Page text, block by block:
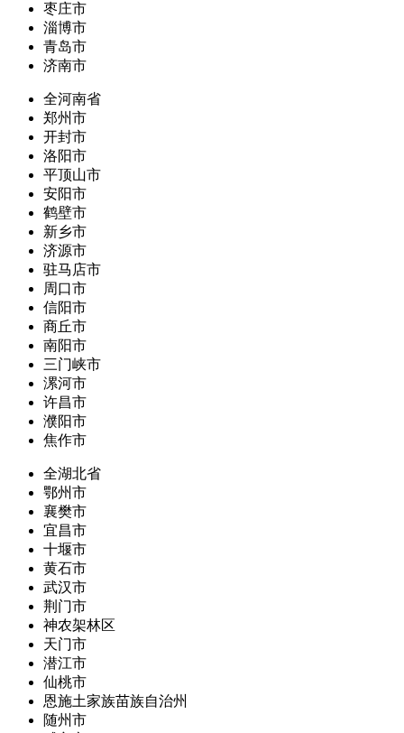
枣庄市
淄博市
青岛市
济南市
全河南省
郑州市
开封市
洛阳市
平顶山市
安阳市
鹤壁市
新乡市
济源市
驻马店市
周口市
信阳市
商丘市
南阳市
三门峡市
漯河市
许昌市
濮阳市
焦作市
全湖北省
鄂州市
襄樊市
宜昌市
十堰市
黄石市
武汉市
荆门市
神农架林区
天门市
潜江市
仙桃市
恩施土家族苗族自治州
随州市